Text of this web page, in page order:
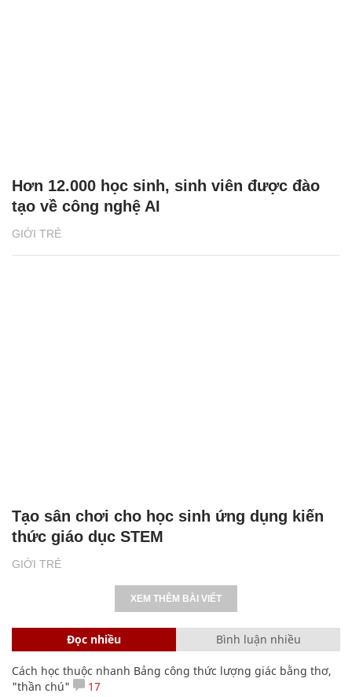
GIỚI TRẺ
Hơn 12.000 học sinh, sinh viên được đào
tạo về công nghệ AI
GIỚI TRẺ
Tạo sân chơi cho học sinh ứng dụng kiến
thức giáo dục STEM
XEM THÊM BÀI VIẾT
Đọc nhiều Bình luận nhiều
Cách học thuộc nhanh Bảng công thức lượng giác bằng thơ,
"thần chú"
17